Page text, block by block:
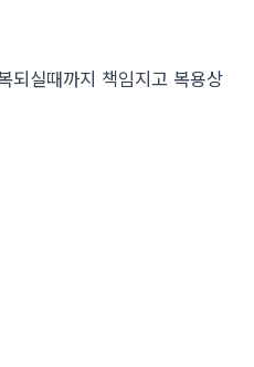
되실때까지 책임지고 복용상